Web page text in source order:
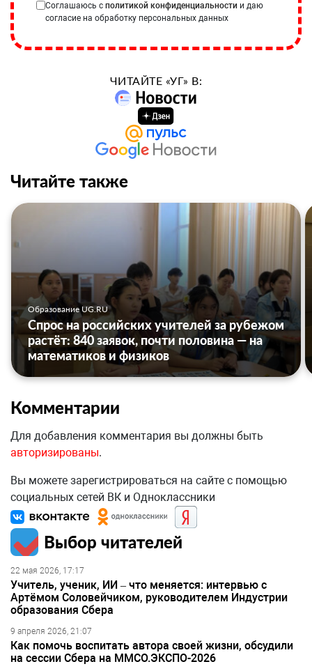
Соглашаюсь с политикой конфиденциальности и даю
согласие на обработку персональных данных
ЧИТАЙТЕ «УГ» В:
Читайте также
Образование UG.RU
Спрос на российских учителей за рубежом
растёт: 840 заявок, почти половина — на
математиков и физиков
Комментарии
Для добавления комментария вы должны быть
авторизированы.
Вы можете зарегистрироваться на сайте с помощью
социальных сетей ВК и Одноклассники
Выбор читателей
22 мая 2026, 17:17
Учитель, ученик, ИИ – что меняется: интервью с
Артёмом Соловейчиком, руководителем Индустрии
образования Сбера
9 апреля 2026, 21:07
Как помочь воспитать автора своей жизни, обсудили
на сессии Сбера на ММСО.ЭКСПО-2026